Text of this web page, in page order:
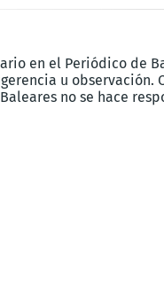
en el Periódico de
u observación.
no se hace